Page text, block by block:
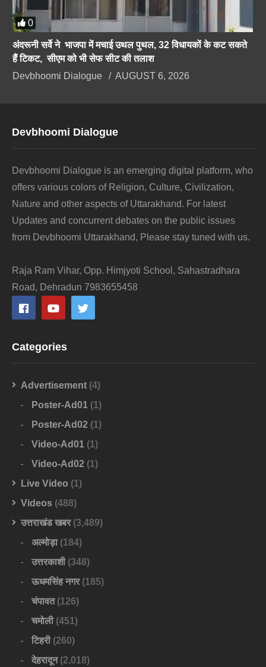
0
अंदरूनी सर्वे ने भाजपा में मचाई उथल पुथल, 32 विधायकों के कट सकते
हैं टिकट, सीएम को भी सेफ सीट की तलाश
Devbhoomi Dialogue
AUGUST 6, 2026
Devbhoomi Dialogue
Devbhoomi Dialogue is an emerging digital platform, who
offers various colors of Religion, Culture, Civilization,
Nature and other aspects of Uttarakhand. For latest
Updates and concurrent debates on the public issues
from Devbhoomi Uttarakhand, Please stay tuned with us.
Raja Ram Vihar, Opp. Himjyoti School, Sahastradhara
Road, Dehradun 7983655458
Categories
Advertisement (4)
Poster-Ad01 (1)
Poster-Ad02 (1)
Video-Ad01 (1)
Video-Ad02 (1)
Live Video (1)
Videos (488)
उत्तराखंड खबर(3,489)
अल्मोड़ा(184)
उत्तरकाशी(348)
ऊधमसिंह नगर(185)
चंपावत(126)
चमोली(451)
टिहरी(260)
देहरादून(2,018)